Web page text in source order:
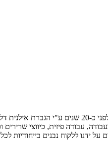
"הבריאות שבפינוק" מזמינה אותך לחוויה בלתי נשכחת של עיסויים
עבודה פיזית, כיווצי
על ידנו ללקוח נבנים